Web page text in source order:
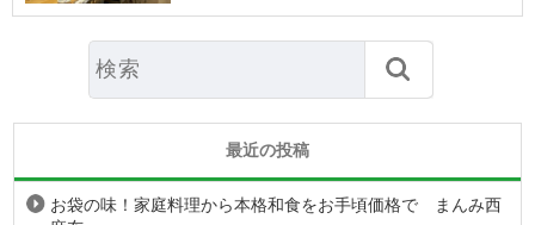
最近の投稿
お袋の味！家庭料理から本格和食をお手頃価格で まんみ西